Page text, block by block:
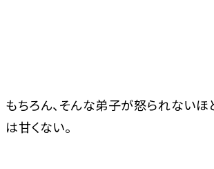
もちろん、そんな弟子が怒られないほ
は甘くない。